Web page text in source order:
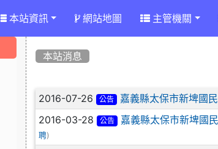
本站資訊 網站地圖 主管機關
本站消息
文章列表
2016-07-26 公告 嘉義縣太保市新埤國
2016-03-28 公告 嘉義縣太保市新埤國
聘)